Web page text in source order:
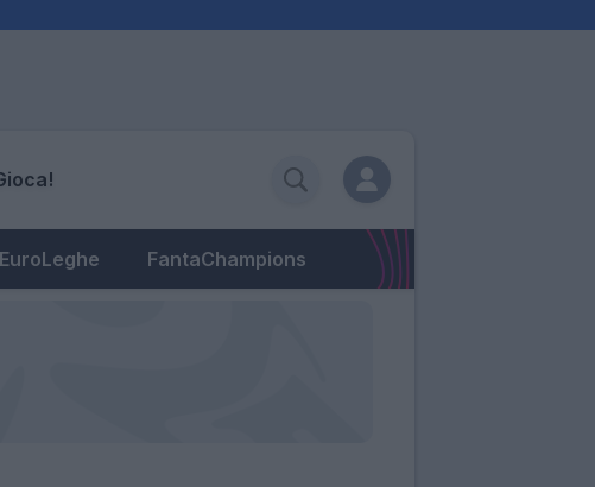
EuroLeghe FantaChampions